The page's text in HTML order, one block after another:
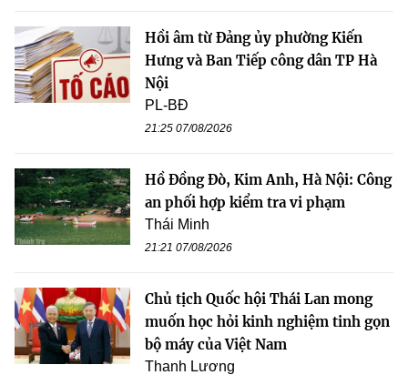
Hồi âm từ Đảng ủy phường Kiến
Hưng và Ban Tiếp công dân TP Hà
Nội
PL-BĐ
21:25 07/08/2026
Hồ Đồng Đò, Kim Anh, Hà Nội: Công
an phối hợp kiểm tra vi phạm
Thái Minh
21:21 07/08/2026
Chủ tịch Quốc hội Thái Lan mong
muốn học hỏi kinh nghiệm tinh gọn
bộ máy của Việt Nam
Thanh Lương